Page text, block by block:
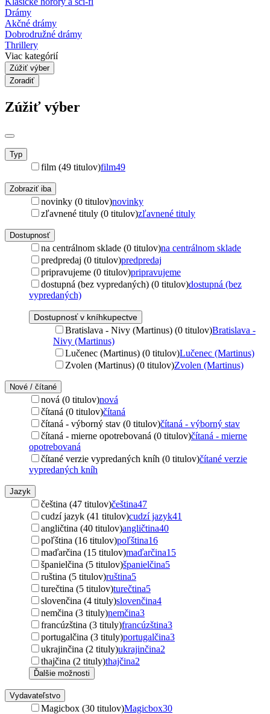
Drámy
Akčné drámy
Dobrodružné drámy
Thrillery
Viac kategórií
Zúžiť výber
Zoradiť
Zúžiť výber
Typ
film (49 titulov)film49
Zobraziť iba
novinky (0 titulov)novinky
zľavnené tituly (0 titulov)zľavnené tituly
Dostupnosť
na centrálnom sklade (0 titulov)na centrálnom sklade
predpredaj (0 titulov)predpredaj
pripravujeme (0 titulov)pripravujeme
dostupná (bez vypredaných) (0 titulov)dostupná (bez
vypredaných)
Dostupnosť v kníhkupectve
Bratislava - Nivy (Martinus) (0 titulov)Bratislava -
Nivy (Martinus)
Lučenec (Martinus) (0 titulov)Lučenec (Martinus)
Zvolen (Martinus) (0 titulov)Zvolen (Martinus)
Nové / čítané
nová (0 titulov)nová
čítaná (0 titulov)čítaná
čítaná - výborný stav (0 titulov)čítaná - výborný stav
čítaná - mierne opotrebovaná (0 titulov)čítaná - mierne
opotrebovaná
čítané verzie vypredaných kníh (0 titulov)čítané verzie
vypredaných kníh
Jazyk
čeština (47 titulov)čeština47
cudzí jazyk (41 titulov)cudzí jazyk41
angličtina (40 titulov)angličtina40
poľština (16 titulov)poľština16
maďarčina (15 titulov)maďarčina15
španielčina (5 titulov)španielčina5
ruština (5 titulov)ruština5
turečtina (5 titulov)turečtina5
slovenčina (4 tituly)slovenčina4
nemčina (3 tituly)nemčina3
francúzština (3 tituly)francúzština3
portugalčina (3 tituly)portugalčina3
ukrajinčina (2 tituly)ukrajinčina2
thajčina (2 tituly)thajčina2
Ďalšie možnosti
Vydavateľstvo
Magicbox (30 titulov)Magicbox30